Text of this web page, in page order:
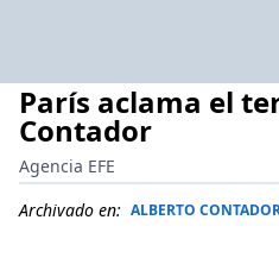
París aclama el
Contador
Agencia EFE
Archivado en: ALBERTO